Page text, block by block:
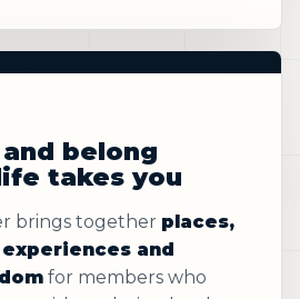
belong
takes you
brings together places,
and
for members who